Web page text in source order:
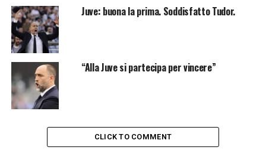
Juve: buona la prima. Soddisfatto Tudor.
“Alla Juve si partecipa per vincere”
CLICK TO COMMENT